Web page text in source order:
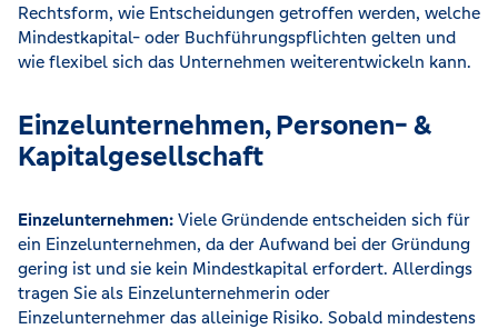
Rechtsform, wie Entscheidungen getroffen werden, welche
Mindestkapital- oder Buchführungspflichten gelten und
wie flexibel sich das Unternehmen weiterentwickeln kann.
Einzelunternehmen, Personen- &
Kapitalgesellschaft
Einzelunternehmen: Viele Gründende entscheiden sich für
ein Einzelunternehmen, da der Aufwand bei der Gründung
gering ist und sie kein Mindestkapital erfordert. Allerdings
tragen Sie als Einzelunternehmerin oder
Einzelunternehmer das alleinige Risiko. Sobald mindestens